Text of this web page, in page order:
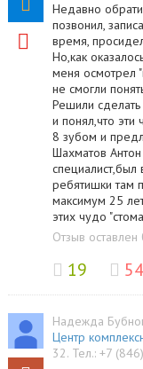
Недавно
позвонил,
время,
Но,как
меня осмотрел
не смогли
Решили
и понял,что
8 зубом и
Шахматов
ребятишки там
максимум 25
этих чудо
Отзыв
19 54
Надежда
Центр
32. Тел.: +7